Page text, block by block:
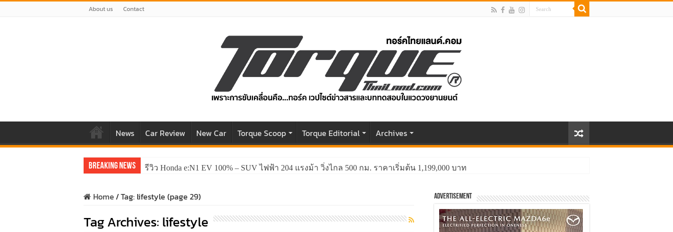
About us Contact
News Car Review New Car Torque Scoop Torque Editorial Archives
Breaking News รีวิว Honda e:N1 EV 100% – SUV ไฟฟ้า 204 แรงม้า วิ่งไกล 500 กม. ราคาเริ่มต้น 1,199,000 บาท
รีวิว ลองขับ All New GWM HAVAL H6 ปรับโฉมหน้าใหม่หล่อกว่าเดิม พร้อมสมรรถนะที่ดียิ่งกว่า
Home/Tag: lifestyle (page 29)
Tag Archives: lifestyle
Advertisement